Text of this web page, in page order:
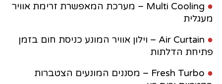
●
Multi Cooling – מערכת המאפשרת זרימת אוויר
מעגלית
●
Air Curtain – וילון אוויר המונע כניסת חום בזמן
פתיחת הדלתות
●
Fresh Turbo – מסננים המונעים הצטברות